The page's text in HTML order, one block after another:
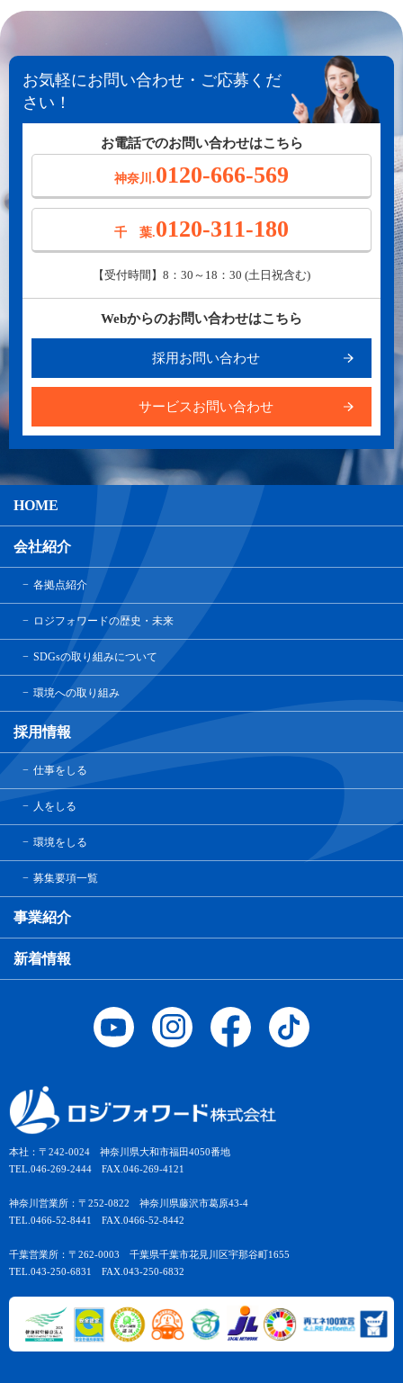
お気軽にお問い合わせ・ご応募くだ
さい！
お電話でのお問い合わせはこちら
神奈川.0120-666-569
千 葉.0120-311-180
【受付時間】8：30～18：30 (土日祝含む)
Webからのお問い合わせはこちら
採用お問い合わせ
サービスお問い合わせ
本社：〒242-0024 神奈川県大和市福田4050番地
TEL.046-269-2444 FAX.046-269-4121
神奈川営業所：〒252-0822 神奈川県藤沢市葛原43-4
TEL.0466-52-8441 FAX.0466-52-8442
千葉営業所：〒262-0003 千葉県千葉市花見川区宇那谷町1655
TEL.043-250-6831 FAX.043-250-6832
HOME
会社紹介
各拠点紹介
ロジフォワードの歴史・未来
SDGsの取り組みについて
環境への取り組み
採用情報
仕事をしる
人をしる
環境をしる
募集要項一覧
事業紹介
新着情報